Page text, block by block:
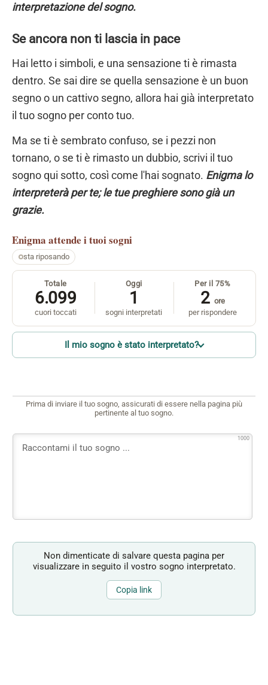
interpretazione del sogno.
Se ancora non ti lascia in pace
Hai letto i simboli, e una sensazione ti è rimasta
dentro. Se sai dire se quella sensazione è un buon
segno o un cattivo segno, allora hai già interpretato
il tuo sogno per conto tuo.
Ma se ti è sembrato confuso, se i pezzi non
tornano, o se ti è rimasto un dubbio, scrivi il tuo
sogno qui sotto, così come l'hai sognato. Enigma lo
interpreterà per te; le tue preghiere sono già un
grazie.
Enigma attende i tuoi sogni
sta riposando
Totale
6.099
cuori toccati
Oggi
1
sogni interpretati
Per il 75%
2 ore
per rispondere
Il mio sogno è stato interpretato?
Prima di inviare il tuo sogno, assicurati di essere nella pagina più
pertinente al tuo sogno.
1000
Non dimenticate di salvare questa pagina per
visualizzare in seguito il vostro sogno interpretato.
Copia link